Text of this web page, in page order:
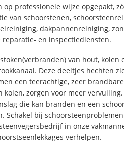
op professionele wijze opgepakt,
van schoorstenen,
dakpannenreiniging,
reparatie- en inspectiediensten.
van hout,
Deze deeltjes hechten
een teerachtige, zeer
kolen, zorgen voor meer
die kan branden en een
Schakel bij
in onze
verhelpen.